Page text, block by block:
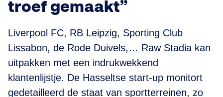
troef gemaakt”
Liverpool FC, RB Leipzig, Sporting Club
Lissabon, de Rode Duivels,… Raw Stadia kan
uitpakken met een indrukwekkend
klantenlijstje. De Hasseltse start-up monitort
gedetailleerd de staat van sportterreinen, zo